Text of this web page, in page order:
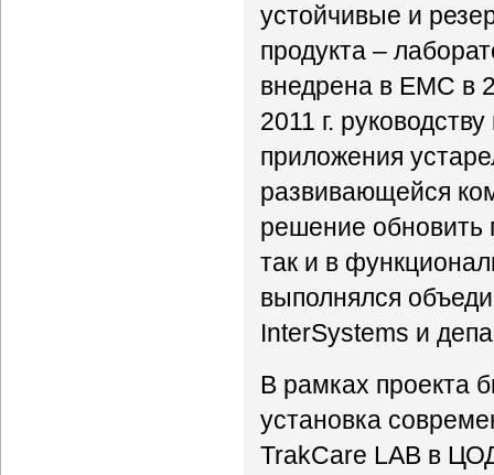
устойчивые и
продукта –
внедрена в ЕМС в
2011 г.
приложения
развивающейся
решение обновить
так и в
выполнялся
InterSystems и
В рамках проекта
установка
TrakCare LAB в